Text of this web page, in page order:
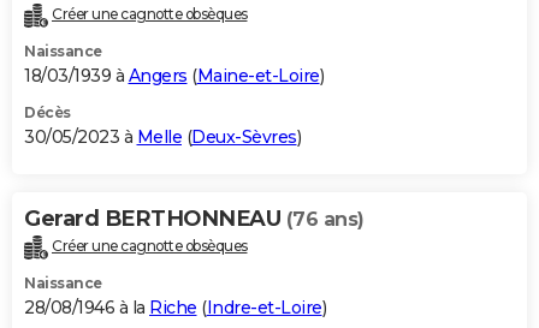
Créer une cagnotte obsèques
Naissance
18/03/1939 à Angers (Maine-et-Loire)
Décès
30/05/2023 à Melle (Deux-Sèvres)
Gerard BERTHONNEAU (76 ans)
Créer une cagnotte obsèques
Naissance
28/08/1946 à la Riche (Indre-et-Loire)